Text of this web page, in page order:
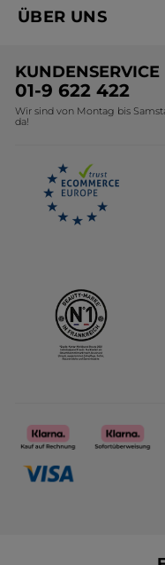
Black Friday Yves
Geschenkideen Yves
Kollektion Monoi Yves
ÜBER UNS
Umweltstiftung YR
Affiliate Programm
KUNDENSERVICE
01-9 622 422
Wir sind von Montag bis
da!